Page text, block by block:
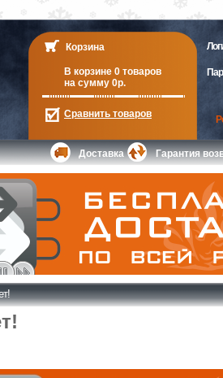
Корзина
В корзине 0 товаров
на сумму 0р.
Сравнить товаров
Доставка Гарантия